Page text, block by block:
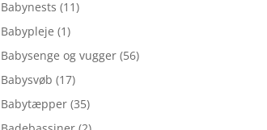
Babynests (11)
Babypleje (1)
Babysenge og vugger (56)
Babysvøb (17)
Babytæpper (35)